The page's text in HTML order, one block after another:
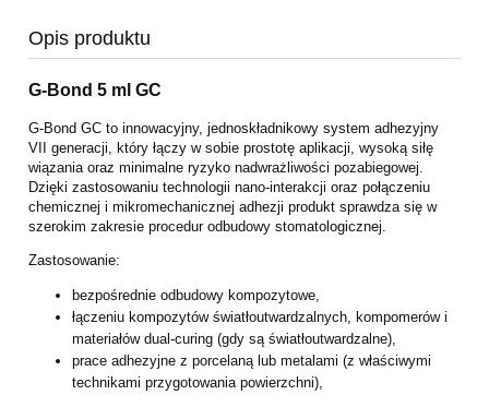
Opis produktu
G-Bond 5 ml GC
G-Bond GC to innowacyjny, jednoskładnikowy system adhezyjny
VII generacji, który łączy w sobie prostotę aplikacji, wysoką siłę
wiązania oraz minimalne ryzyko nadwrażliwości pozabiegowej.
Dzięki zastosowaniu technologii nano-interakcji oraz połączeniu
chemicznej i mikromechanicznej adhezji produkt sprawdza się w
szerokim zakresie procedur odbudowy stomatologicznej.
Zastosowanie:
bezpośrednie odbudowy kompozytowe,
łączeniu kompozytów światłoutwardzalnych, kompomerów i
materiałów dual-curing (gdy są światłoutwardzalne),
prace adhezyjne z porcelaną lub metalami (z właściwymi
technikami przygotowania powierzchni),